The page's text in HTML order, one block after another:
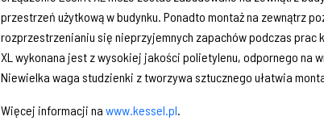
przestrzeń użytkową w budynku. Ponadto montaż na zewnątrz
rozprzestrzenianiu się nieprzyjemnych zapachów podczas
XL wykonana jest z wysokiej jakości polietylenu, odpornego na
Niewielka waga studzienki z tworzywa sztucznego ułatwia
Więcej informacji na www.kessel.pl.